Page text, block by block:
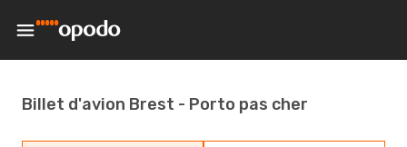
Billet d'avion Brest - Porto pas cher